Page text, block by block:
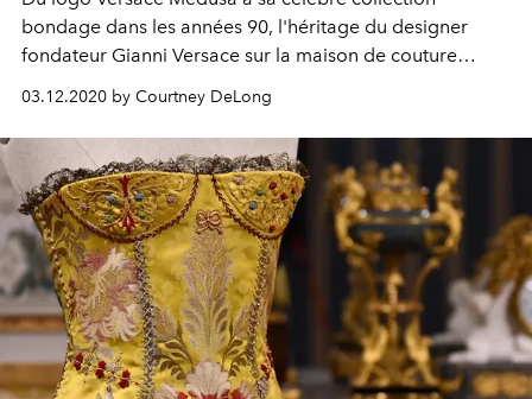
bondage dans les années 90, l'héritage du designer
fondateur Gianni Versace sur la maison de couture
italienne demeure intact.
03.12.2020 by Courtney DeLong